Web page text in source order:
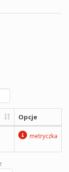
Opcje
metryczka